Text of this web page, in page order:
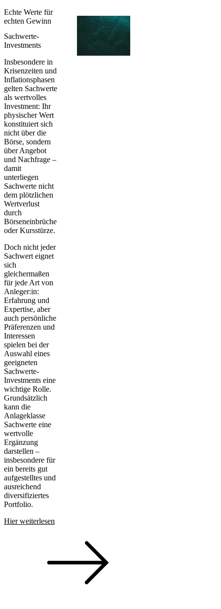
Echte Werte für
echten Gewinn
Sachwerte-
Investments
Insbesondere in
Krisenzeiten und
Inflationsphasen
gelten Sachwerte
als wertvolles
Investment: Ihr
physischer Wert
konstituiert sich
nicht über die
Börse, sondern
über Angebot
und Nachfrage –
damit
unterliegen
Sachwerte nicht
dem plötzlichen
Wertverlust
durch
Börseneinbrüche
oder Kursstürze.
Doch nicht jeder
Sachwert eignet
sich
gleichermaßen
für jede Art von
Anleger:in:
Erfahrung und
Expertise, aber
auch persönliche
Präferenzen und
Interessen
spielen bei der
Auswahl eines
geeigneten
Sachwerte-
Investments eine
wichtige Rolle.
Grundsätzlich
kann die
Anlageklasse
Sachwerte eine
wertvolle
Ergänzung
darstellen –
insbesondere für
ein bereits gut
aufgestelltes und
ausreichend
diversifiziertes
Portfolio.
Hier weiterlesen